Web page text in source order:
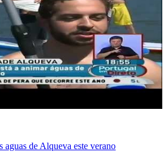
aguas de Alqueva este verano